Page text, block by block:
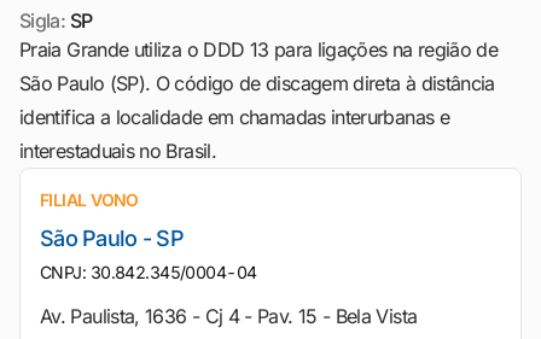
Sigla: SP
Praia Grande utiliza o DDD 13 para ligações na região de
São Paulo (SP). O código de discagem direta à distância
identifica a localidade em chamadas interurbanas e
interestaduais no Brasil.
FILIAL VONO
São Paulo - SP
CNPJ: 30.842.345/0004-04
Av. Paulista, 1636 - Cj 4 - Pav. 15 - Bela Vista